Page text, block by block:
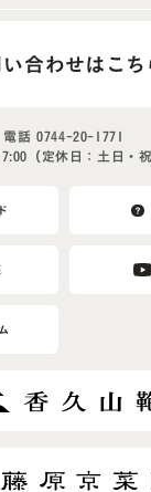
い合わせはこち
電話0744-20-1771
（定休日：土日・祝